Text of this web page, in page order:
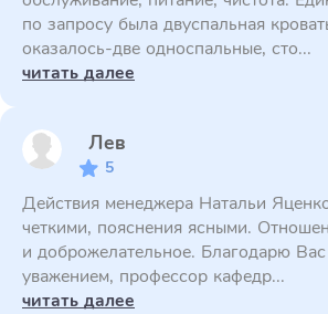
по запросу была двуспальная
оказалось-две односпальные, сто...
читать далее
Лев
5
Действия менеджера Натальи
четкими, пояснения ясными.
и доброжелательное. Благодарю
уважением, профессор кафедр...
читать далее